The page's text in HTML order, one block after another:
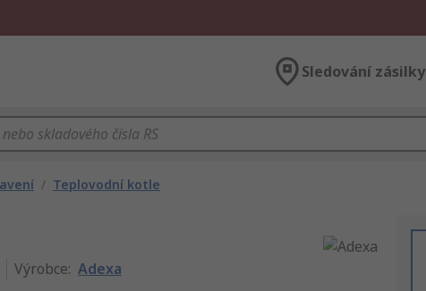
Sledování zásilky
/ Teplovodní kotle
Výrobce: Adexa